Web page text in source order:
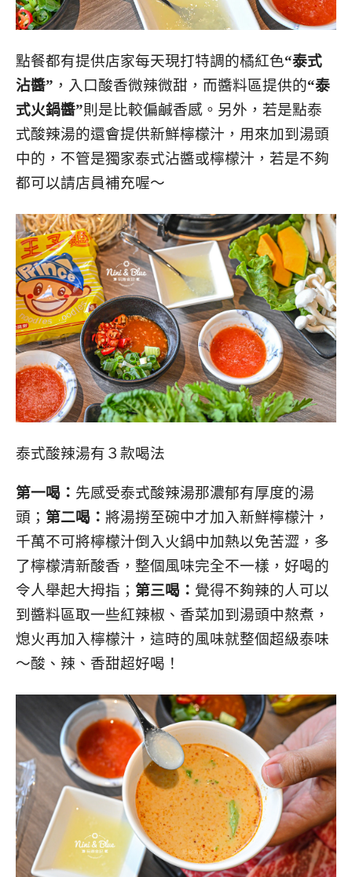
點餐都有提供店家每天現打特調的橘紅色“泰式
沾醬” ，入口酸香微辣微甜，而醬料區提供的“泰
式火鍋醬”則是比較偏鹹香感。另外，若是點泰
式酸辣湯的還會提供新鮮檸檬汁，用來加到湯頭
中的，不管是獨家泰式沾醬或檸檬汁，若是不夠
都可以請店員補充喔～
泰式酸辣湯有３款喝法
第一喝： 先感受泰式酸辣湯那濃郁有厚度的湯
頭； 第二喝： 將湯撈至碗中才加入新鮮檸檬汁，
千萬不可將檸檬汁倒入火鍋中加熱以免苦澀，多
了檸檬清新酸香，整個風味完全不一樣，好喝的
令人舉起大拇指； 第三喝： 覺得不夠辣的人可以
到醬料區取一些紅辣椒、香菜加到湯頭中熬煮，
熄火再加入檸檬汁，這時的風味就整個超級泰味
～酸、辣、香甜超好喝！